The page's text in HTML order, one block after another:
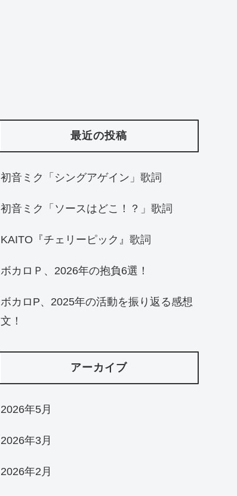
最近の投稿
初音ミク「シングアゲイン」歌詞
初音ミク「ソースはどこ！？」歌詞
KAITO『チェリーピック』歌詞
ボカロＰ、2026年の抱負6選！
ボカロP、2025年の活動を振り返る感想
文！
アーカイブ
2026年5月
2026年3月
2026年2月